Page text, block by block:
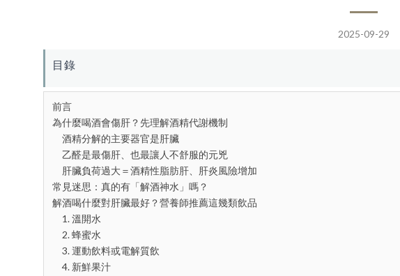
2025-09-29
目錄
前言
為什麼喝酒會傷肝？先理解酒精代謝機制
酒精分解的主要器官是肝臟
乙醛是最傷肝、也最讓人不舒服的元兇
肝臟負荷過大＝酒精性脂肪肝、肝炎風險增加
常見迷思：真的有「解酒神水」嗎？
解酒喝什麼對肝臟最好？營養師推薦這幾類飲品
1. 溫開水
2. 蜂蜜水
3. 運動飲料或電解質飲
4. 新鮮果汁